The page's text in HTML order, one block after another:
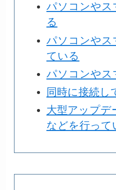
パソコンやス
る
パソコンやス
ている
パソコンやス
同時に接続し
大型アップデ
などを行って